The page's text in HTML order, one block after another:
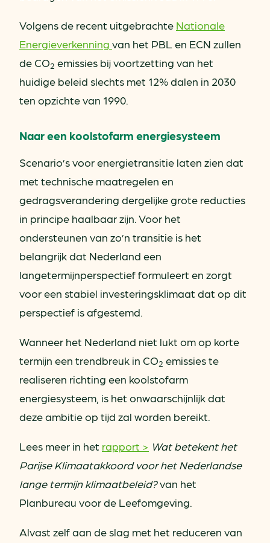
Volgens de recent uitgebrachte Nationale
Energieverkenning van het PBL en ECN zullen
de CO2 emissies bij voortzetting van het
huidige beleid slechts met 12% dalen in 2030
ten opzichte van 1990.
Naar een koolstofarm energiesysteem
Scenario’s voor energietransitie laten zien dat
met technische maatregelen en
gedragsverandering dergelijke grote reducties
in principe haalbaar zijn. Voor het
ondersteunen van zo’n transitie is het
belangrijk dat Nederland een
langetermijnperspectief formuleert en zorgt
voor een stabiel investeringsklimaat dat op dit
perspectief is afgestemd.
Wanneer het Nederland niet lukt om op korte
termijn een trendbreuk in CO2 emissies te
realiseren richting een koolstofarm
energiesysteem, is het onwaarschijnlijk dat
deze ambitie op tijd zal worden bereikt.
Lees meer in het rapport > Wat betekent het
Parijse Klimaatakkoord voor het Nederlandse
lange termijn klimaatbeleid?van het
Planbureau voor de Leefomgeving.
Alvast zelf aan de slag met het reduceren van